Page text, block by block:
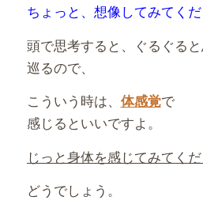
ちょっと、想像してみてくだ
頭で思考すると、ぐるぐる
巡るので、
こういう時は、 体感覚で
感じるといいですよ。
じっと身体を感じてみてく
どうでしょう。